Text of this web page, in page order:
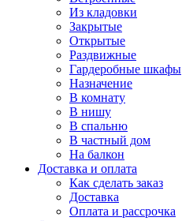
Из кладовки
Закрытые
Открытые
Раздвижные
Гардеробные шкафы
Назначение
В комнату
В нишу
В спальню
В частный дом
На балкон
Доставка и оплата
Как сделать заказ
Доставка
Оплата и рассрочка